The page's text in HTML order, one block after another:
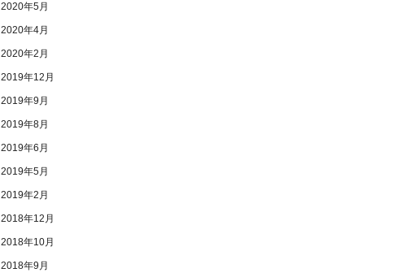
2020年5月
2020年4月
2020年2月
2019年12月
2019年9月
2019年8月
2019年6月
2019年5月
2019年2月
2018年12月
2018年10月
2018年9月